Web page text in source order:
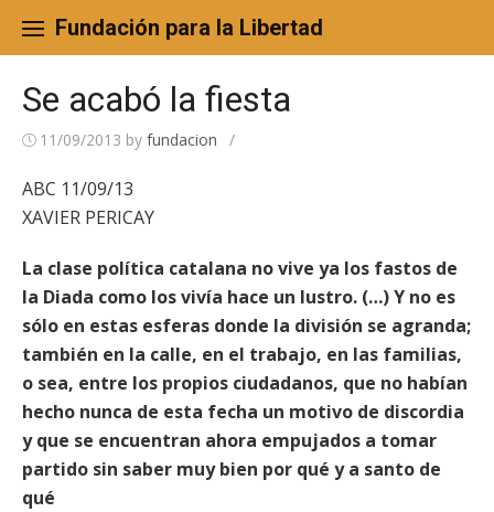
content
Fundación para la Libertad
Se acabó la fiesta
11/09/2013 by fundacion /
ABC 11/09/13
XAVIER PERICAY
La clase política catalana no vive ya los fastos de
la Diada como los vivía hace un lustro. (…) Y no es
sólo en estas esferas donde la división se agranda;
también en la calle, en el trabajo, en las familias,
o sea, entre los propios ciudadanos, que no habían
hecho nunca de esta fecha un motivo de discordia
y que se encuentran ahora empujados a tomar
partido sin saber muy bien por qué y a santo de
qué